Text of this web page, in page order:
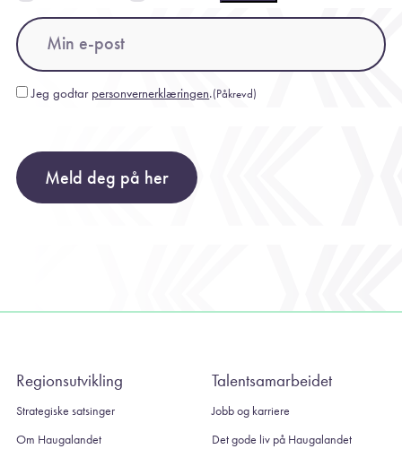
Email
Consent(Påkrevd)
Jeg godtar personvernerklæringen.(Påkrevd)
Meld deg på her
Regionsutvikling
Strategiske satsinger
Om Haugalandet
Talentsamarbeidet
Jobb og karriere
Det gode liv på Haugalandet